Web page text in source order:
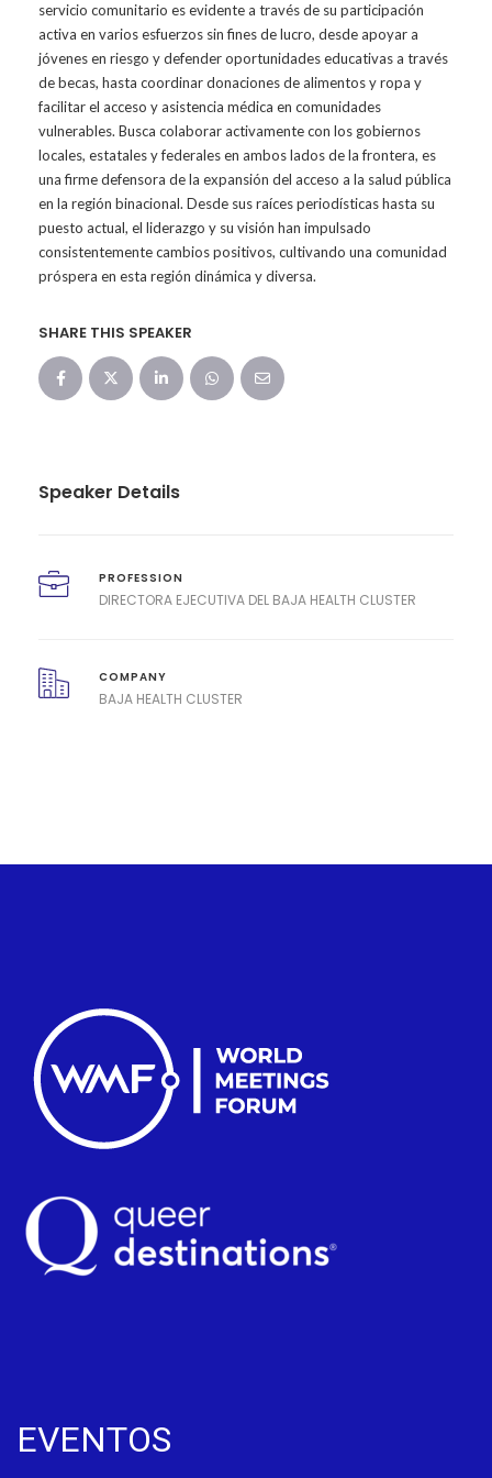
servicio comunitario es evidente a través de su participación
activa en varios esfuerzos sin fines de lucro, desde apoyar a
jóvenes en riesgo y defender oportunidades educativas a través
de becas, hasta coordinar donaciones de alimentos y ropa y
facilitar el acceso y asistencia médica en comunidades
vulnerables. Busca colaborar activamente con los gobiernos
locales, estatales y federales en ambos lados de la frontera, es
una firme defensora de la expansión del acceso a la salud pública
en la región binacional. Desde sus raíces periodísticas hasta su
puesto actual, el liderazgo y su visión han impulsado
consistentemente cambios positivos, cultivando una comunidad
próspera en esta región dinámica y diversa.
SHARE THIS SPEAKER
Speaker Details
PROFESSION
DIRECTORA EJECUTIVA DEL BAJA HEALTH CLUSTER
COMPANY
BAJA HEALTH CLUSTER
EVENTOS